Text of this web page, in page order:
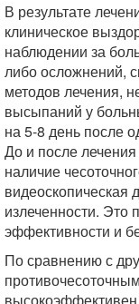
В результате
клиническое
наблюдении за
либо осложнений,
методов лечения,
высыпаний у
на 5-8 день после
До и после
наличие
видеоскопическая
излеченности. Это
эффективности и
По сравнению с